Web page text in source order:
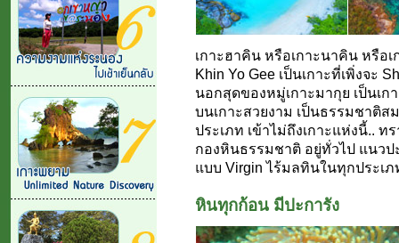
เกาะฮาคิน หรือเกาะนาคิน หรือ
Khin Yo Gee เป็นเกาะที่เพิ่งจะ
นอกสุดของหมู่เกาะมากุย เป็นเ
บนเกาะสวยงาม เป็นธรรมชาติ
ประเภท เข้าไม่ถึงเกาะแห่งนี้.. ท
กองหินธรรมชาติ อยู่ทั่วไป แนว
แบบ Virgin ไร้มลทินในทุกประเภ
หินทุกก้อน มีปะการัง